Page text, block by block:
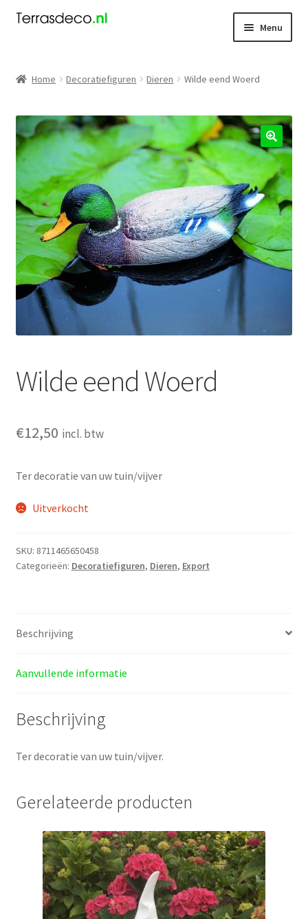
Ga
navigatie
Ga
inhoud
Menu
Kabouters
Mensen
Nieuw
Koningsdag
Contact
Glasschilderij
Auto
Home Decoratiefiguren Dieren Wilde eend Woerd
🔍
Wilde eend Woerd
€12,50 incl. btw
Ter decoratie van uw tuin/vijver
Uitverkocht
SKU: 8711465650458
Categorieën: Decoratiefiguren, Dieren, Export
Beschrijving
Aanvullende informatie
Beschrijving
Ter decoratie van uw tuin/vijver.
Gerelateerde producten